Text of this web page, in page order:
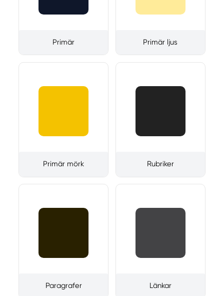
Primär Primär ljus
Primär mörk Rubriker
Paragrafer Länkar